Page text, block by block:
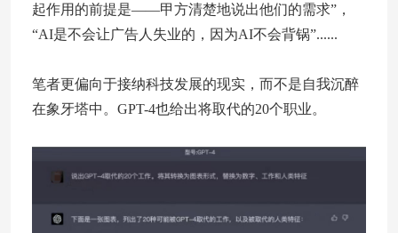
起作用的前提是——甲方清楚地说出他们的需求”，
“AI是不会让广告人失业的，因为AI不会背锅”......
笔者更偏向于接纳科技发展的现实，而不是自我沉醉
在象牙塔中。GPT-4也给出将取代的20个职业。